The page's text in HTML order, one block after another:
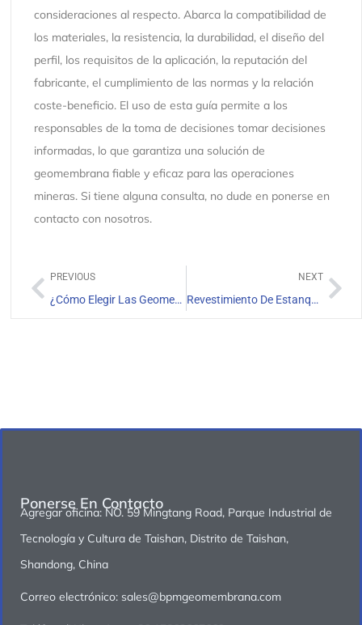
consideraciones al respecto. Abarca la compatibilidad de
los materiales, la resistencia, la durabilidad, el diseño del
perfil, los requisitos de la aplicación, la reputación del
fabricante, el cumplimiento de las normas y la relación
coste-beneficio. El uso de esta guía permite a los
responsables de la toma de decisiones tomar decisiones
informadas, lo que garantiza una solución de
geomembrana fiable y eficaz para las operaciones
mineras. Si tiene alguna consulta, no dude en ponerse en
contacto con nosotros.
PREVIOUS
¿Cómo Elegir Las Geomembranas Mineras Adecuadas?
NEXT
Revestimiento De Estanque De 30 mil Para Proyectos De Piscifactorías En Argentina
Ponerse En Contacto
Agregar oficina: NO. 59 Mingtang Road, Parque Industrial de
Tecnología y Cultura de Taishan, Distrito de Taishan,
Shandong, China
Correo electrónico: sales@bpmgeomembrana.com